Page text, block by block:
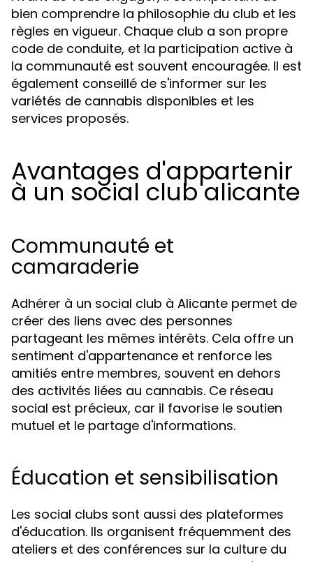
bien comprendre la philosophie du club et les
règles en vigueur. Chaque club a son propre
code de conduite, et la participation active à
la communauté est souvent encouragée. Il est
également conseillé de s'informer sur les
variétés de cannabis disponibles et les
services proposés.
Avantages d'appartenir
à un social club alicante
Communauté et
camaraderie
Adhérer à un social club à Alicante permet de
créer des liens avec des personnes
partageant les mêmes intérêts. Cela offre un
sentiment d'appartenance et renforce les
amitiés entre membres, souvent en dehors
des activités liées au cannabis. Ce réseau
social est précieux, car il favorise le soutien
mutuel et le partage d'informations.
Éducation et sensibilisation
Les social clubs sont aussi des plateformes
d'éducation. Ils organisent fréquemment des
ateliers et des conférences sur la culture du